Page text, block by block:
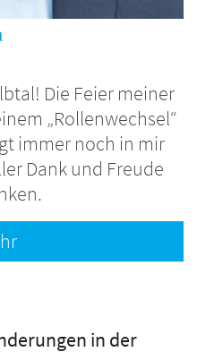
Die Feier meiner
„Rollenwechsel“
immer noch in mir
Dank und Freude
in der